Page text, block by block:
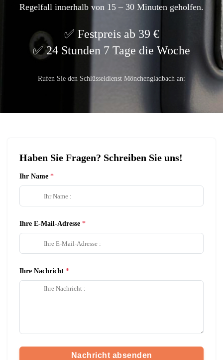
Regelfall innerhalb von 15 – 30 Minuten geholfen.
Festpreis ab 39 €
24 Stunden 7 Tage die Woche
Rufen Sie den Schlüsseldienst Mönchengladbach an:
Haben Sie Fragen? Schreiben Sie uns!
Ihr Name
Ihre E-Mail-Adresse
Ihre Nachricht
Nachricht absenden